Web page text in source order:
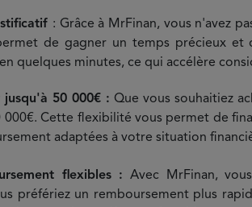
: Grâce à MrFinan, vous n'avez
de gagner un temps précieux et
quelques minutes, ce qui accélère
jusqu'à 50 000€ : Que vous souhaitiez
000€. Cette flexibilité vous permet de
adaptées à votre situation
flexibles :Avec MrFinan,
préfériez un remboursement plus